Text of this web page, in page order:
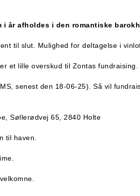
år afholdes i den romantiske
til slut. Mulighed for deltagelse i
et lille overskud til Zontas fundraising.
senest den 18-06-25). Så vil
Søllerødvej 65, 2840 Holte
til haven.